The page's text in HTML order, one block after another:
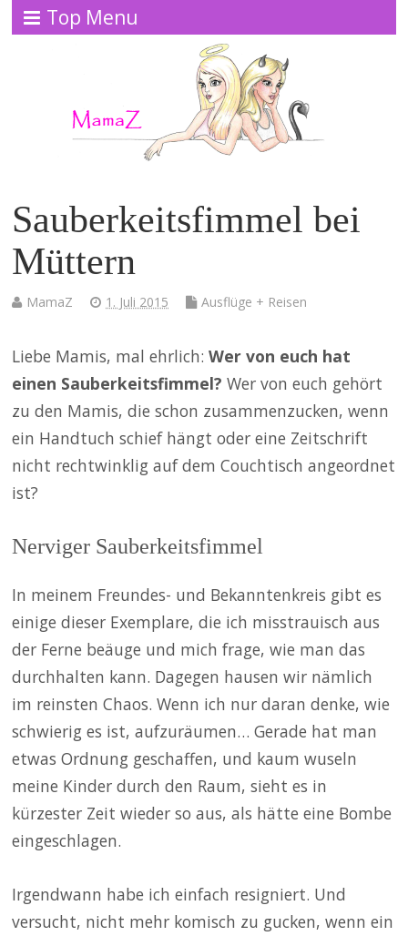
Top Menu
Sauberkeitsfimmel bei
Müttern
MamaZ 1. Juli 2015 Ausflüge + Reisen
Liebe Mamis, mal ehrlich:Wer von euch hat
einen Sauberkeitsfimmel? Wer von euch gehört
zu den Mamis, die schon zusammenzucken, wenn
ein Handtuch schief hängt oder eine Zeitschrift
nicht rechtwinklig auf dem Couchtisch angeordnet
ist?
Nerviger Sauberkeitsfimmel
In meinem Freundes- und Bekanntenkreis gibt es
einige dieser Exemplare, die ich misstrauisch aus
der Ferne beäuge und mich frage, wie man das
durchhalten kann. Dagegen hausen wir nämlich
im reinsten Chaos. Wenn ich nur daran denke, wie
schwierig es ist, aufzuräumen… Gerade hat man
etwas Ordnung geschaffen, und kaum wuseln
meine Kinder durch den Raum, sieht es in
kürzester Zeit wieder so aus, als hätte eine Bombe
eingeschlagen.
Irgendwann habe ich einfach resigniert. Und
versucht, nicht mehr komisch zu gucken, wenn ein